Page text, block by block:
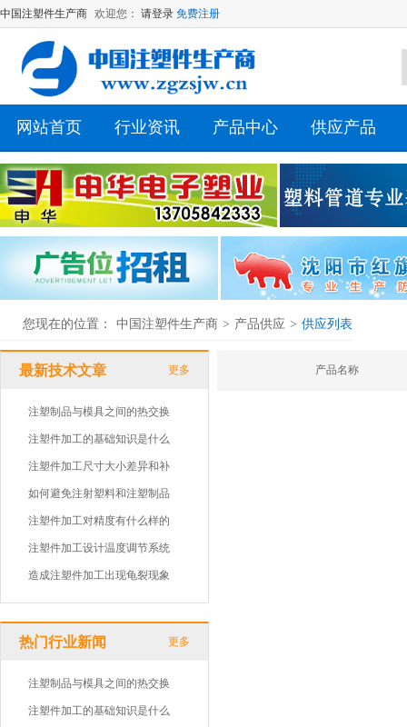
中国注塑件生产商 欢迎您： 请登录 免费注册
网站首页 行业资讯 产品中心 供应产品
您现在的位置： 中国注塑件生产商 > 产品供应 > 供应列表
最新技术文章 更多
注塑制品与模具之间的热交换
注塑件加工的基础知识是什么
注塑件加工尺寸大小差异和补
如何避免注射塑料和注塑制品
注塑件加工对精度有什么样的
注塑件加工设计温度调节系统
造成注塑件加工出现龟裂现象
热门行业新闻 更多
注塑制品与模具之间的热交换
注塑件加工的基础知识是什么
产品名称